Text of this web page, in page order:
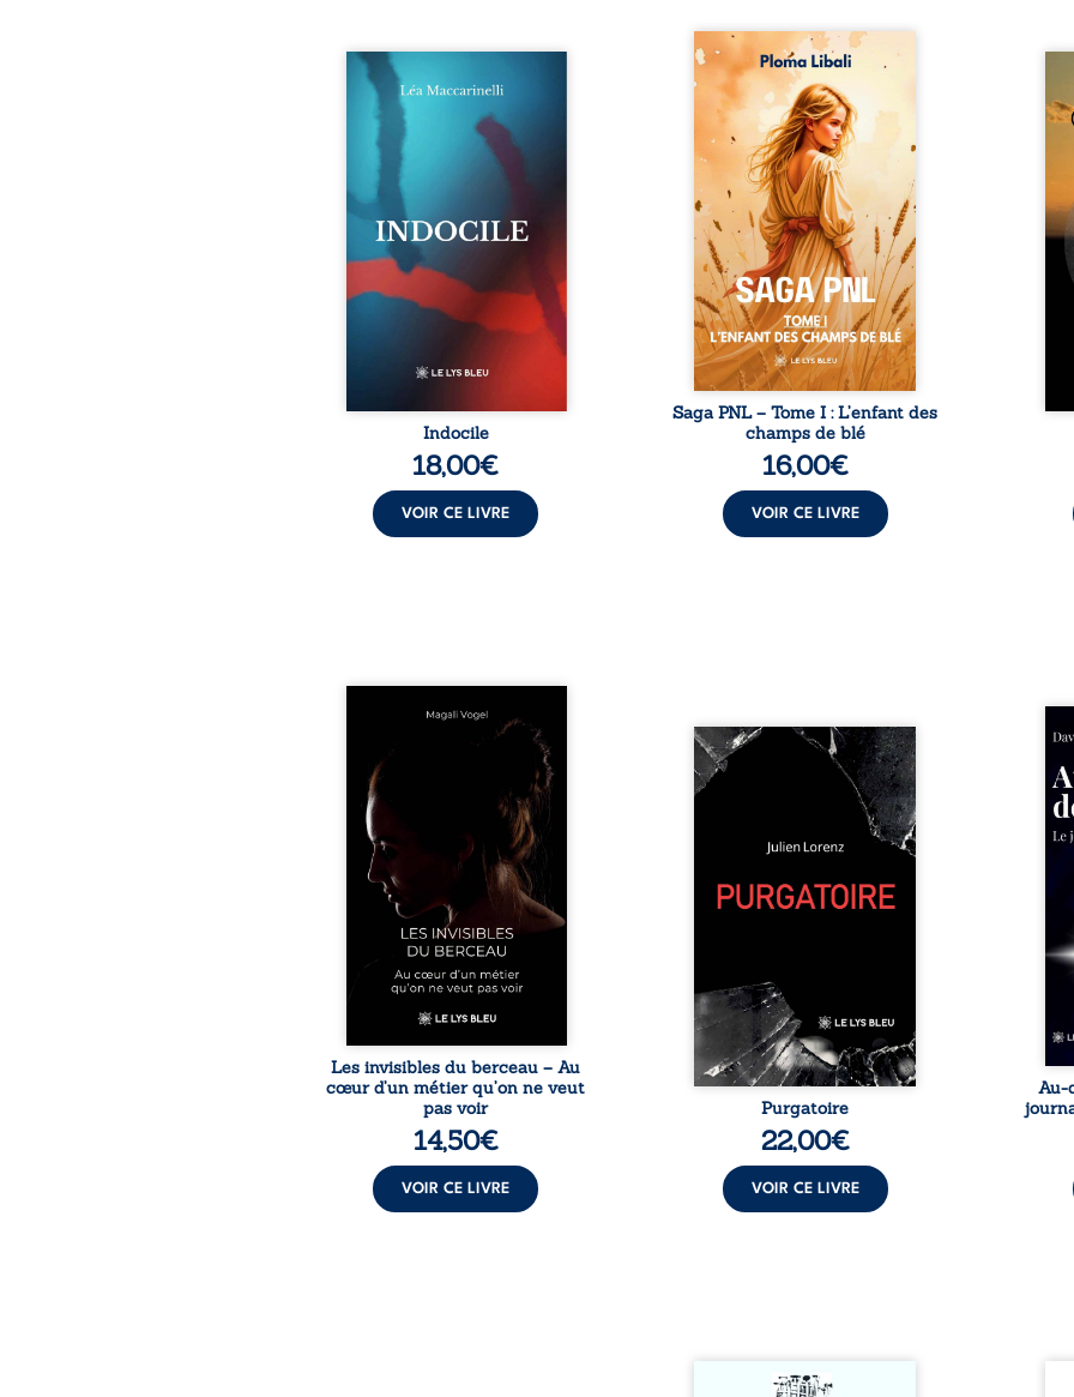
Quatre parties. Quatre refus.
Quatre visages d’une existence
en friction. Entre les silences
qu’on ne déchiffre pas, les
amours qu’on dérange, les
corps qu’on administre et les
liens qu’on sabote, cet ouvrage
parle à celles et ceux qui
vivent trop fort, trop vrai, trop
tôt. Indocile est une traversée.
Une langue nue. Une
insurrection calme. Une
déclaration d’existence pour ...
Indocile
18,00€
VOIR CE LIVRE
Autrefois, les champs
d’Atlantis vibraient sous le
vent et les enfants couraient
dans les blés. Puis la couronne
plia le genou, livrant son
peuple à l’ombre d’Ivorny. À
Atove, Luwel aurait pu
disparaître dans les ruines de
son destin ; pourtant, sous les
pierres d’un temple oublié, des
rebelles lui tendirent la main.
Parmi eux, Atos, général sans
trône mais habité par ...
Saga PNL – Tome I : L’enfant des
champs de blé
16,00€
VOIR CE LIVRE
les
les
Qui prend soin de celles et
ceux auxquels nous confions
nos enfants ? Derrière la
douceur apparente des
maisons d’accueil se joue une
réalité que nul ne soupçonne :
rémunérations dérisoires,
solitude, épuisement,
responsabilités écrasantes… À
travers des témoignages
saisissants et sa propre
expérience, Magali Vogel lève
le voile sur les coulisses d’une ...
Les invisibles du berceau – Au
cœur d’un métier qu’on ne veut
pas voir
14,50€
VOIR CE LIVRE
Vingt années d’écriture, de
blessures, d’émotions et de
pensées se rencontrent dans
ce recueil profondément
intime. Entre nouvelles
autobiographiques, poèmes
philosophiques, chaque texte
ouvre une porte sur
être choisie au hasard, comme
une rencontre inattendue sur
le chemin de la vie. ...
Purgatoire
22,00€
VOIR CE LIVRE
Né
ses
prix
les
Au-
Sommes-nous vraiment libres
Je